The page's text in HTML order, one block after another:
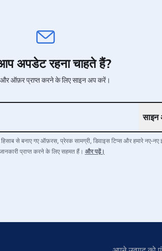
अपडेट रहना चाहते हैं?
और ऑफ़र प्राप्त करने के लिए साइन अप करें।
से बनाए गए ऑफ़रस, प्रेरक सामग्री, डिवाइस टिप्स और हमारे नए-
प्राप्त करने के लिए सहमत हैं। और पढ़ें।